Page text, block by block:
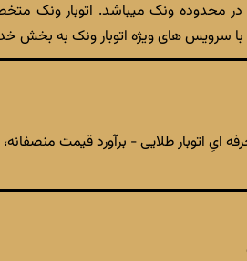
سرویس های ویژه اتوبار ونک به بخش
ایِ اتوبار طلایی - برآورد قیمت